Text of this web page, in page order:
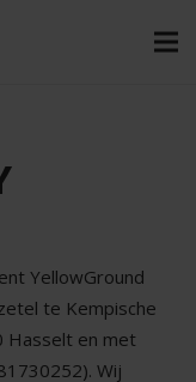
YellowGround
te Kempische
Hasselt en met
Wij